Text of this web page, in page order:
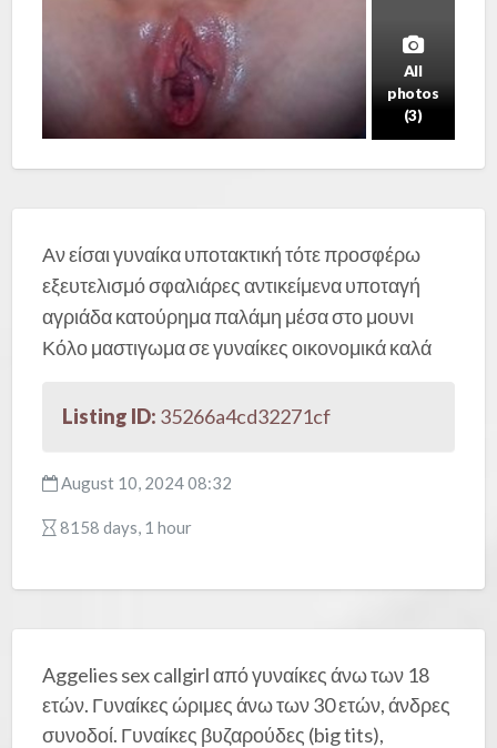
All
photos
(3)
Αν είσαι γυναίκα υποτακτική τότε προσφέρω
εξευτελισμό σφαλιάρες αντικείμενα υποταγή
αγριάδα κατούρημα παλάμη μέσα στο μουνι
Κόλο μαστιγωμα σε γυναίκες οικονομικά καλά
Listing ID: 35266a4cd32271cf
August 10, 2024 08:32
8158 days, 1 hour
Aggelies sex callgirl από γυναίκες άνω των 18
ετών. Γυναίκες ώριμες άνω των 30 ετών, άνδρες
συνοδοί. Γυναίκες βυζαρούδες (big tits),